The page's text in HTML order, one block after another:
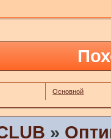
Основной
»